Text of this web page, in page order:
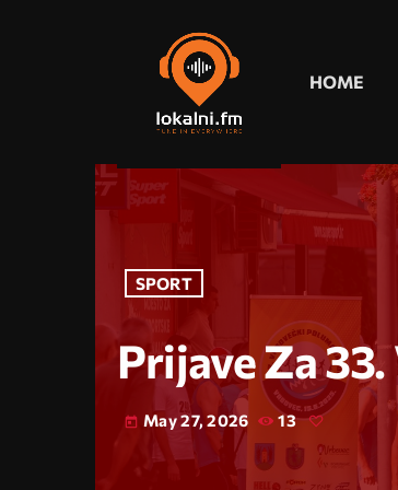
HOME
SPORT
Prijave Za
today May 27, 2026 13